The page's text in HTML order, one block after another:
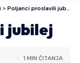
> Poljanci proslavili jubilej
jubilej
1 MIN ČITANJA